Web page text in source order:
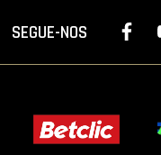
SEGUE-NOS